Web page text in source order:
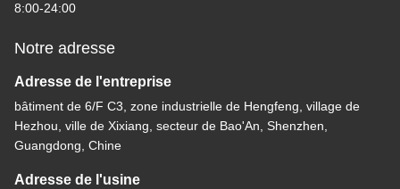
8:00-24:00
Notre adresse
Adresse de l'entreprise
bâtiment de 6/F C3, zone industrielle de Hengfeng, village de
Hezhou, ville de Xixiang, secteur de Bao'An, Shenzhen,
Guangdong, Chine
Adresse de l'usine